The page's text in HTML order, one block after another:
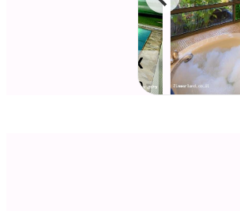
אחוזת תאי TAI
מנות, גליל מערבי